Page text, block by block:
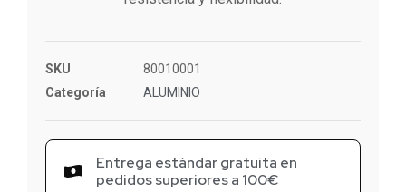
SKU
80010001
Categoría
ALUMINIO
Entrega estándar gratuita en
pedidos superiores a 100€